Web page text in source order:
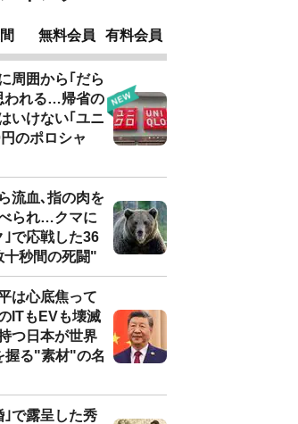
無料会員 有料会員
周囲から｢だら
われる…帰省の
いけない｢ユニ
のポロシャ
流血､指の肉を
られ…クマに
｣で応戦した36
十秒間の死闘"
は心底焦って
ITもEVも壊滅
つ日本が世界
握る"素材"の名
｣で露呈した秀